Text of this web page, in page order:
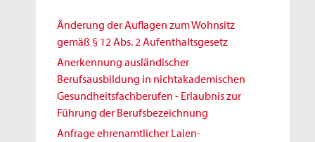
Änderung der Auflagen zum Wohnsitz
gemäß § 12 Abs. 2 Aufenthaltsgesetz
Anerkennung ausländischer
Berufsausbildung in nichtakademischen
Gesundheitsfachberufen - Erlaubnis zur
Führung der Berufsbezeichnung
Anfrage ehrenamtlicher Laien-